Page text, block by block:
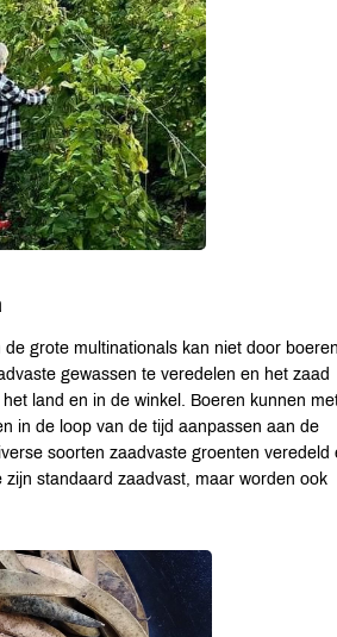
grote multinationals kan niet door boeren
gewassen te veredelen en het zaad
land en in de winkel. Boeren kunnen
in de loop van de tijd aanpassen aan de
soorten zaadvaste groenten veredeld
standaard zaadvast, maar worden ook